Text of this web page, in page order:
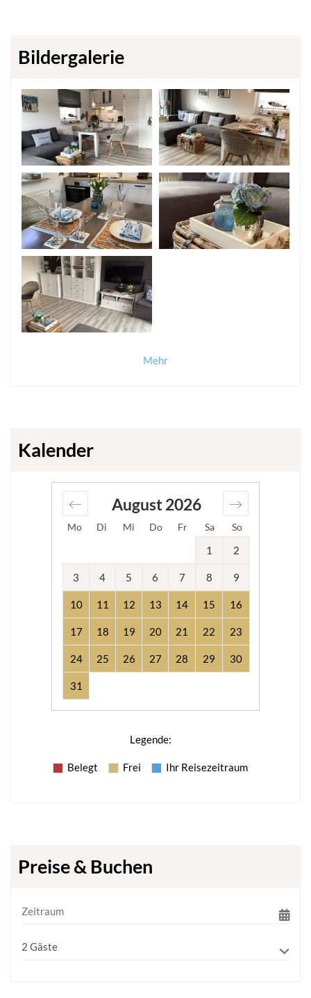
Bildergalerie
Mehr
Kalender
Mo Di Mi Do Fr Sa So
August2026
1 2
3 4 5 6 7 8 9
10 11 12 13 14 15 16
17 18 19 20 21 22 23
24 25 26 27 28 29 30
31
Legende:
Belegt Frei Ihr Reisezeitraum
Preise & Buchen